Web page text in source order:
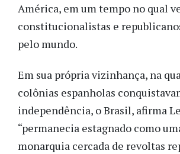
América, em um tempo no qual
constitucionalistas e
pelo mundo.
Em sua própria vizinhança, na
colônias espanholas
independência, o Brasil, afirma
“permanecia estagnado como
monarquia cercada de revoltas